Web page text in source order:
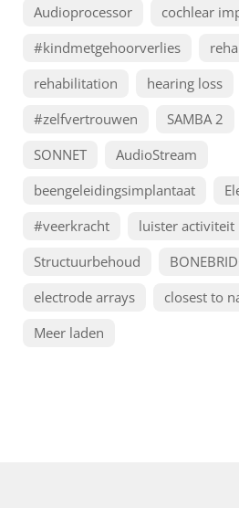
Audioprocessor
cochlear
#kindmetgehoorverlies
rehabilitation
hearing loss
#zelfvertrouwen
SAMBA 2
SONNET
AudioStream
beengeleidingsimplantaat
#veerkracht
luister activiteit
Structuurbehoud
electrode arrays
closest to
Meer laden